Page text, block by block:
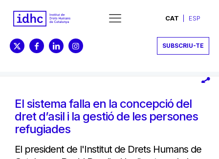
CAT ESP
SUBSCRIU-TE
El sistema falla en la concepció del
dret d’asil i la gestió de les persones
refugiades
El president de l'Institut de Drets Humans de